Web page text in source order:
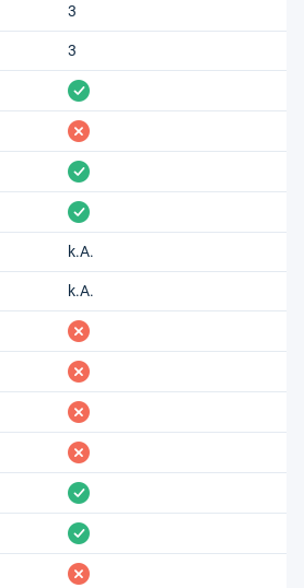
3
3
vorhanden
fehlt
vorhanden
vorhanden
k.A.
k.A.
fehlt
fehlt
fehlt
fehlt
vorhanden
vorhanden
fehlt